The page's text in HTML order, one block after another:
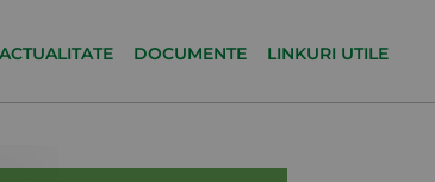
ACTUALITATE DOCUMENTE LINKURI UTILE